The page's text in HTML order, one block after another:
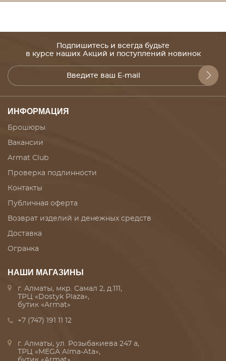
Подпишитесь и всегда будьте
в курсе наших Акций и поступлений новинок
ИНФОРМАЦИЯ
Брошюры
Вакансии
Armat Club
Проверка подлинности
Контакты
Публичная оферта
Возврат изделий и денежных средств
Доставка
Огранка
НАШИ МАГАЗИНЫ
г. Алматы, мкр. Самал 2, д.111,
ТРЦ «Dostyk Plaza»,
бутик «Armat»
+7 (747) 191 11 12
г. Алматы, ул. Розыбакиева 247 а,
ТРЦ «MEGA Alma-Ata»,